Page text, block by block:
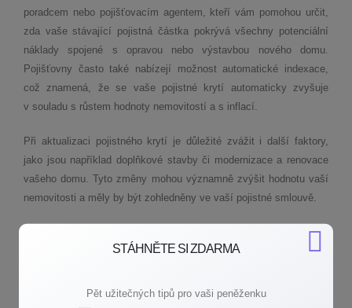
poradcem nebo pojišťovacím agentem, kteří vám pomohou určit,
zda vaše stávající pojistná částka pokrývá všechny potenciální
náklady spojené s opravou nebo výstavbou nového domu.
Pojišťovny často také nabízejí možnost automatické indexace,
což znamená, že se vaše pojistné krytí automaticky zvyšuje
v souladu s růstem hodnoty nemovitostí a s inflací.
Při aktualizaci pojistného krytí je důležité zvážit i další faktory,
jako jsou například doplňkové stavby či modernizace a renovace
vašeho domu. Tyto změny mohou významně zvýšit hodnotu vaší
nemovitosti a měly by být zohledněny ve vaší pojistné smlouvě.
a zohledněte jakékoli změny na trhu nemovitostí a ve stavebních
STÁHNĚTE SI ZDARMA
Pět užitečných tipů pro vaši peněženku